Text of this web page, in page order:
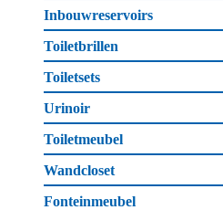
Inbouwreservoirs
Toiletbrillen
Toiletsets
Urinoir
Toiletmeubel
Wandcloset
Fonteinmeubel